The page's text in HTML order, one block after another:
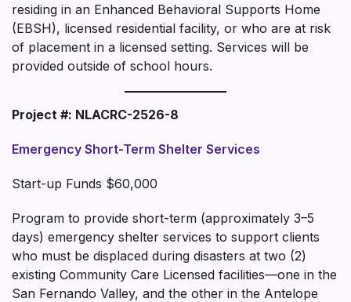
residing in an Enhanced Behavioral Supports Home
(EBSH), licensed residential facility, or who are at risk
of placement in a licensed setting. Services will be
provided outside of school hours.
Project #: NLACRC-2526-8
Emergency Short-Term Shelter Services
Start-up Funds $60,000
Program to provide short-term (approximately 3–5
days) emergency shelter services to support clients
who must be displaced during disasters at two (2)
existing Community Care Licensed facilities—one in the
San Fernando Valley, and the other in the Antelope